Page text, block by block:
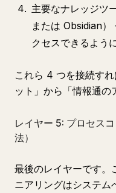
主要なナレッジツ
または Obsidian
クセスできるよう
これら 4 つを接続す
ット」から「情報通の
レイヤー 5: プロセス
法）
最後のレイヤーです。
ニアリングはシステム